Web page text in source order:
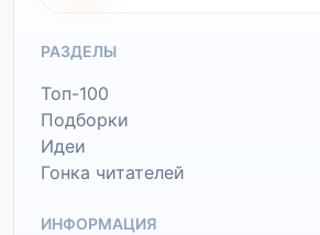
РАЗДЕЛЫ
Топ-100
Подборки
Идеи
Гонка читателей
ИНФОРМАЦИЯ